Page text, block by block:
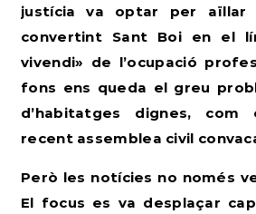
justícia va optar per aïllar
convertint Sant Boi en el
vivendi» de l’ocupació
fons ens queda el greu
d’habitatges dignes,
recent assemblea civil
Però les notícies no només
El focus es va desplaçar